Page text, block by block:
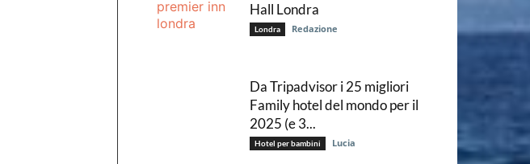
Hall Londra
Londra Redazione
Da Tripadvisor i 25 migliori
Family hotel del mondo per il
2025 (e 3...
Hotel per bambini Lucia